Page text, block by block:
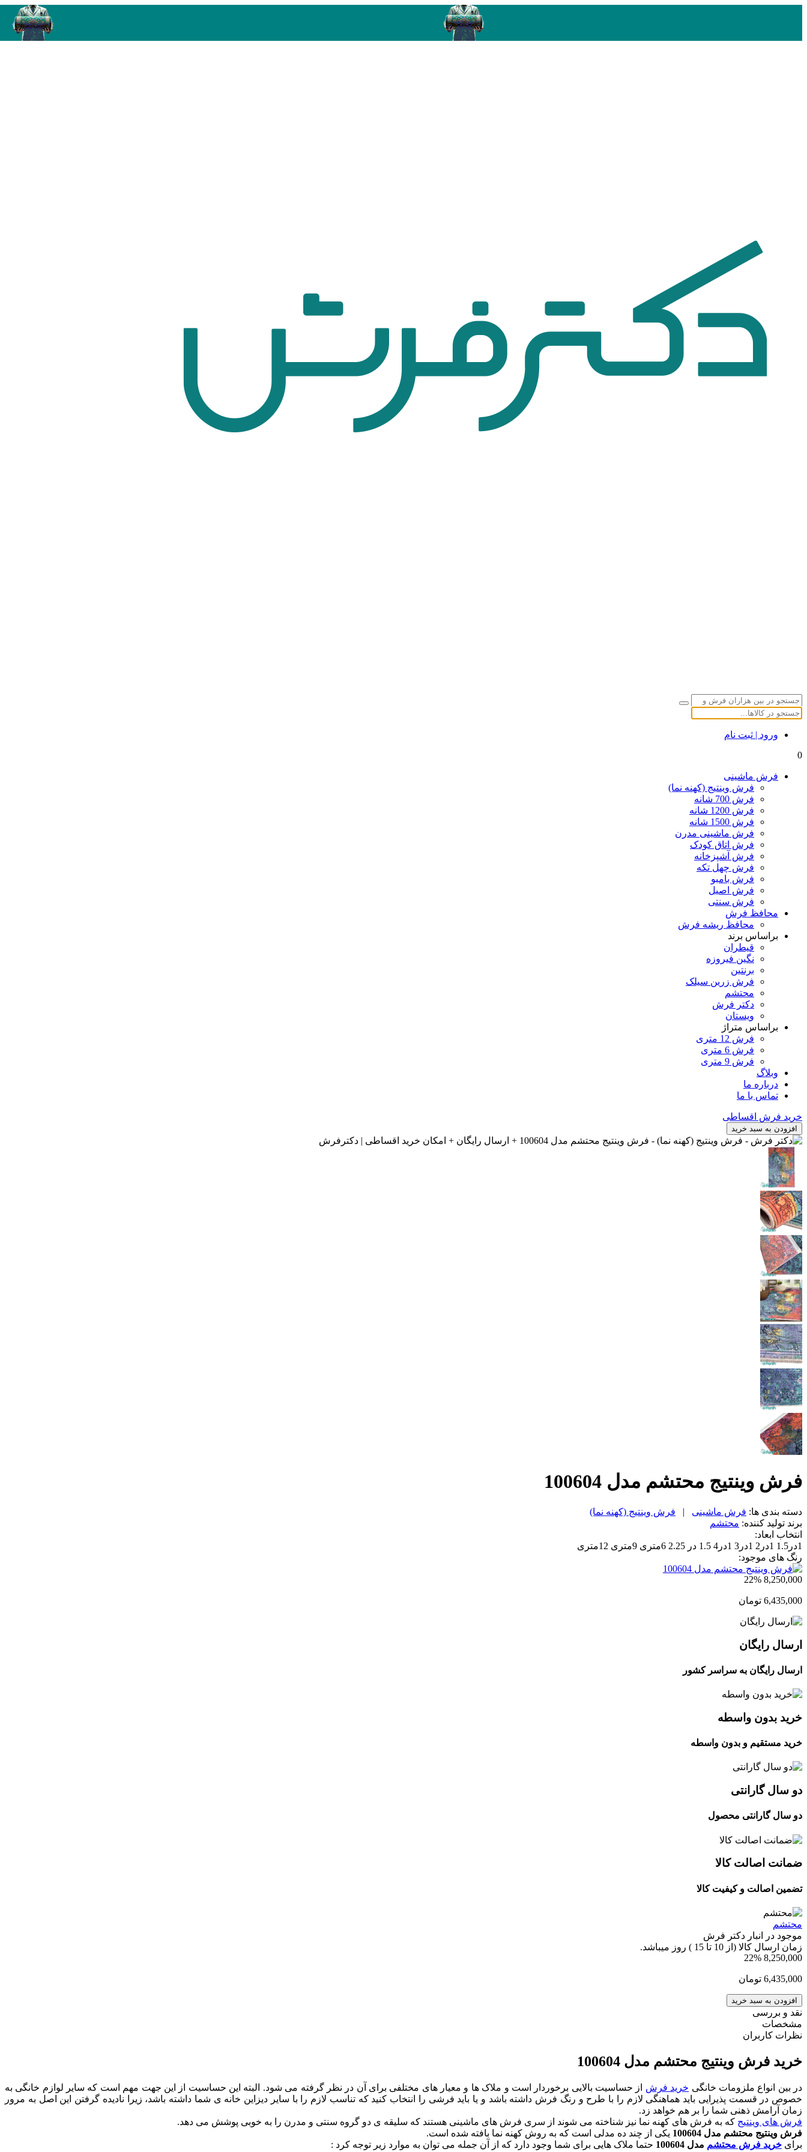
ورود | ثبت نام
0
فرش ماشینی
فرش وینتیج (کهنه نما)
فرش 700 شانه
فرش 1200 شانه
فرش 1500 شانه
فرش ماشینی مدرن
فرش اتاق کودک
فرش آشپزخانه
فرش چهل تکه
فرش بامبو
فرش اصیل
فرش سنتی
محافظ فرش
محافظ ریشه فرش
براساس برند
قیطران
نگین فیروزه
برنتین
فرش زرین سیلک
محتشم
دکتر فرش
ویستان
براساس متراژ
فرش 12 متری
فرش 6 متری
فرش 9 متری
وبلاگ
درباره ما
تماس با ما
خرید فرش اقساطی
افزودن به سبد خرید
فرش وینتیج محتشم مدل 100604
دسته بندی ها: فرش ماشینی |
فرش وینتیج (کهنه نما)
برند تولید کننده: محتشم
انتخاب ابعاد:
1در1.5
1در2 1در3 1در4 1.5 در 2.25 6متری 9متری
12متری
رنگ های موجود:
8,250,000
22%
6,435,000 تومان
ارسال رایگان
ارسال رایگان به سراسر کشور
خرید بدون واسطه
خرید مستقیم و بدون واسطه
دو سال گارانتی
دو سال گارانتی محصول
ضمانت اصالت کالا
تضمین اصالت و کیفیت کالا
محتشم
موجود در انبار دکتر فرش
زمان ارسال کالا (از 10 تا 15 ) روز میباشد.
8,250,000
22%
6,435,000 تومان
افزودن به سبد خرید
نقد و بررسی
مشخصات
نظرات کاربران
خرید فرش وینتیج محتشم مدل 100604
در بین انواع ملزومات خانگی خرید فرش از حساسیت بالایی برخوردار است و ملاک ها و معیار های مختلفی برای آن در نظر گرفته می شود. البته این حساسیت از این جهت مهم است که سایر لوازم خانگی به
خصوص در قسمت پذیرایی باید هماهنگی لازم را با طرح و رنگ فرش داشته باشد و یا باید فرشی را انتخاب کنید که تناسب لازم را با سایر دیزاین خانه ی شما داشته باشد، زیرا نادیده گرفتن این اصل به مرور
زمان آرامش ذهنی شما را بر هم خواهد زد.
فرش های وینتیج که به فرش های کهنه نما نیز شناخته می شوند از سری فرش های ماشینی هستند که سلیقه ی دو گروه سنتی و مدرن را به خوبی پوشش می دهد.
فرش وینتیج محتشم مدل 100604
یکی از چند ده مدلی است که به روش کهنه نما بافته شده است.
برای خرید فرش محتشم مدل 100604 حتما ملاک هایی برای شما وجود دارد که از آن جمله می توان به موارد زیر توجه کرد :